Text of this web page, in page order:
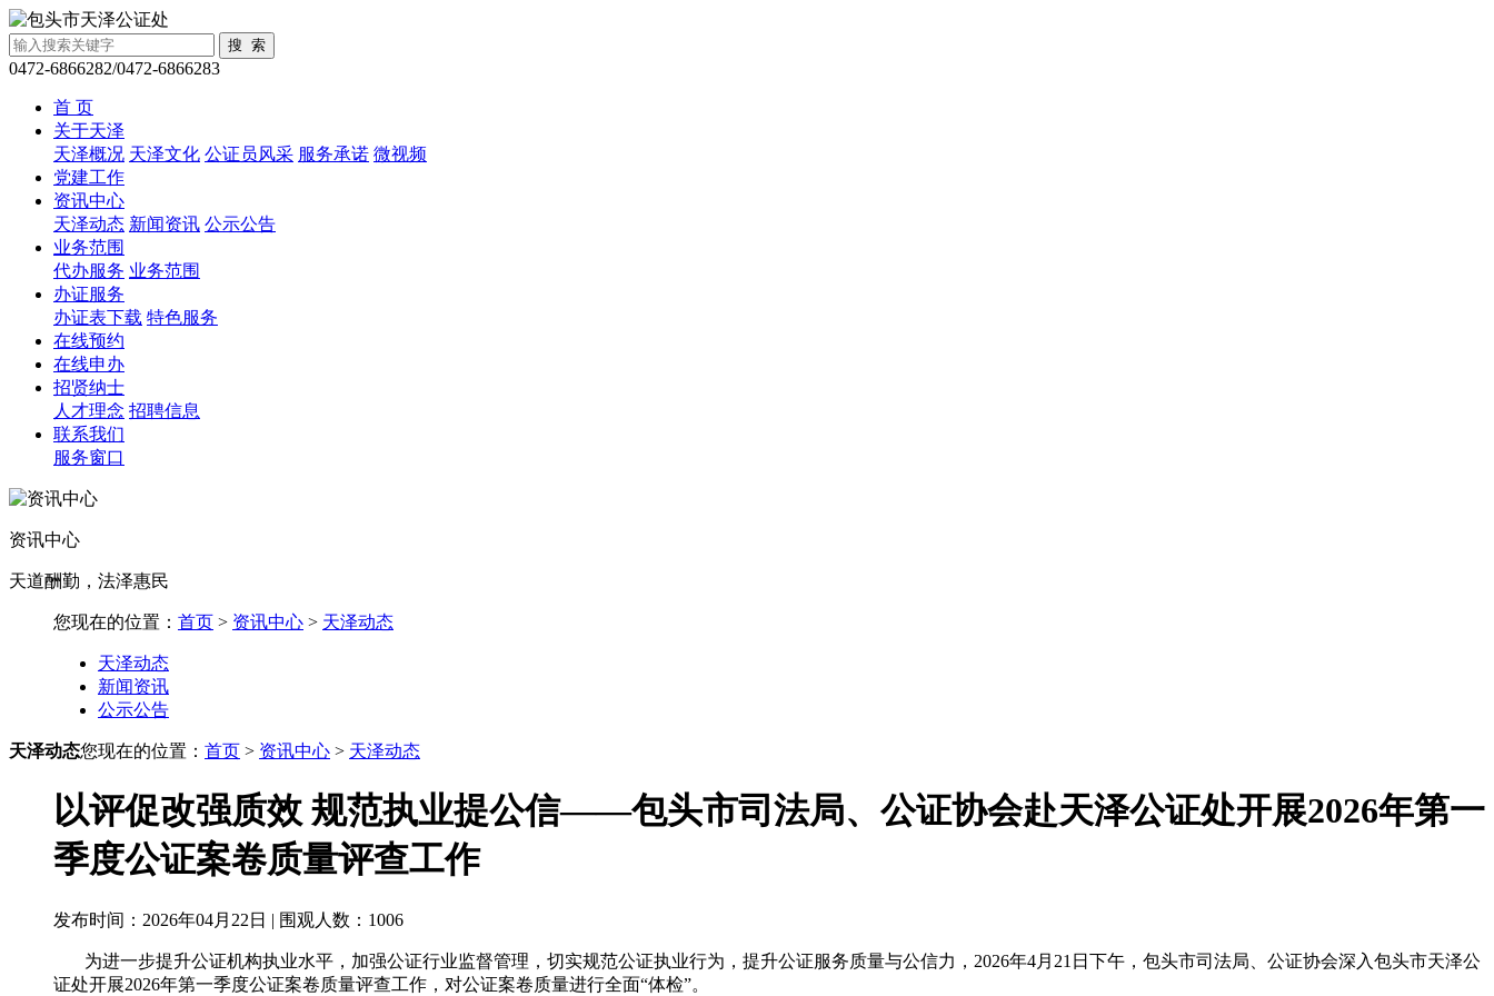
0472-6866282/0472-6866283
首 页
关于天泽
天泽概况 天泽文化 公证员风采 服务承诺 微视频
党建工作
资讯中心
天泽动态 新闻资讯 公示公告
业务范围
代办服务 业务范围
办证服务
办证表下载 特色服务
在线预约
在线申办
招贤纳士
人才理念 招聘信息
联系我们
服务窗口
资讯中心
天道酬勤，法泽惠民
您现在的位置： 首页 > 资讯中心 > 天泽动态
天泽动态
新闻资讯
公示公告
天泽动态您现在的位置： 首页 > 资讯中心 > 天泽动态
以评促改强质效 规范执业提公信——包头市司法局、公证协会赴天泽公证处开展2026年第一
季度公证案卷质量评查工作
发布时间：2026年04月22日 | 围观人数： 1006
为进一步提升公证机构执业水平，加强公证行业监督管理，切实规范公证执业行为，提升公证服务质量与公信力，2026年4月21日下午，包头市司法局、公证协会深入包头市天泽公
证处开展2026年第一季度公证案卷质量评查工作，对公证案卷质量进行全面“体检”。